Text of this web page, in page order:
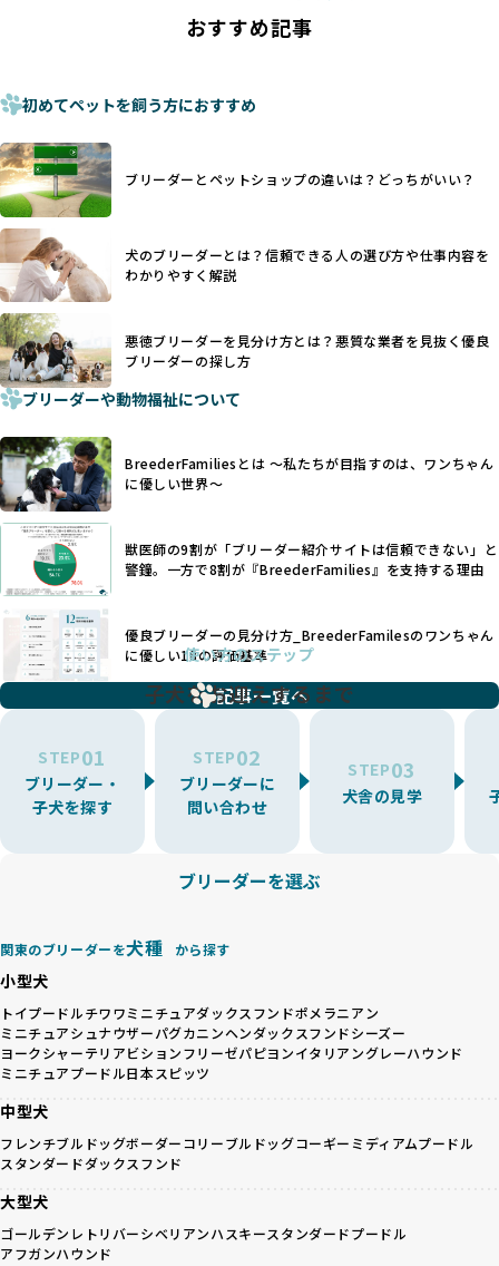
の法令レベルの基準はブリーディング環境の最低限を定める
ものに過ぎず、ワンちゃんの心身の福祉やブリーダーの責任
少なくなく、消費者にとって選択の判断が難しい現状があり
さらに、書類審査のみで掲載が許可されるサイトが多く、実
際の飼育環境やブリーダーの姿勢が見えにくい点も課題で
す。こうしたサイトでは、ブリーダーが記載する情報が主で
あり、実際の現場や日々のケアの状況がわからないため、営
利優先の「悪徳ブリーダー」が含まれるリスクが高まりま
す。
BreederFamiliesでは、ワンちゃんを大切にする「優良ブリ
ーダー」のみを紹介するために、法令を超えた独自の基準を
設け、ブリーダーの理念や飼育環境の厳格なチェックを行っ
ています。
一部の営利優先のブリーディングでは、母犬の出産負担を考
えずに大量繁殖が行われ、親犬が心身ともに疲弊するケース
が見られます。さらに、コストカットのために食事を減らし
たり、栄養のない食事を与える、適切な健康管理が行われな
いなど、ワンちゃんの健康と福祉が犠牲にされることも少な
くありません。
また、健康リスクが予測しづらいミックス犬の繁殖や、愛情
が行き届かない多頭飼育等も問題です。これらのブリーディ
ング手法は、ワンちゃんの福祉を無視し、利益のみを追求す
るブリーダーによるものが多く、消費者にとっても深刻な課
題となっています。
BreederFamiliesでは、こうしたワンちゃんに優しくないブ
リーディングをなくすため、すべてのワンちゃんを家族のよ
うに大切に飼育・繁殖を行っている「優良ブリーダー」のみ
BreederFamiliesでは、アニマルウェルフェアを最優先に考
えた6つの絶対基準と12の総合基準を設定しています。これに
ことを徹底しています。
BreederFamiliesでは、以下の6項目を必須条件とし、これら
基づいた責任あるブリーディングを確保しています。
さらに、健康管理、社会性の育成、遺伝子検査、食事や運動
の質など、ワンちゃんの心身に配慮した飼育環境が整ってい
るかを評価する12項目の総合基準を設けています。これによ
り、より高い基準をクリアしたブリーダーだけを厳選してい
ます。
良ブリーダーのみが登録されています。
BreederFamiliesでは、法令に準拠するだけでなく、ワンち
ゃんを家族のように愛するという理念を共有するブリーダー
心して選べる選択肢を提供しています。
「BreederFamilesのワンちゃんに優しい18の評価基準」は
こちら
これは痛みを伴う処置で、ワンちゃんの身体的な負担が大き
手段でもあるため、切断されることで他の犬や人間との意思
ヨーロッパ諸国ではこうした処置が禁止されている一方で、
日本ではいまだ行われる場合があります。
優良ブリーダーは動物福祉を優先し、ワンちゃんの自然な姿
を大切にするため断尾・断耳を行いません。
一方、営利優先ブリーダーでは「見た目が良く売れやすい」
ことを理由に断尾や断耳を行うことがあり、中には麻酔なし
で処置するケースも見受けられます。
「耳やしっぽを切らない」詳細はこちら
犬種ごとに異なる健康リスクや育て方のポイントを理解し、
適切に対応するためには、深い知識と豊富な経験が欠かせま
せん。現在、犬種は200種類以上あり、それぞれに特有の健康
たとえば、パグは呼吸器系のトラブルを抱えやすく、ラブラ
ドール・レトリバーには股関節形成不全への注意が必要で
す。このような犬種ごとの違いを熟知し、適切なケアを提供
できるかどうかは、ブリーダーの専門性に大きく関わりま
す。
優良ブリーダーは、少数の犬種（一般的に3種以内）に絞って
繁殖を行い、各犬種の特徴を熟知しています。これにより、
犬種ごとの健康管理や繁殖において質の高いケアを提供する
ことが可能です。
一方、営利優先ブリーダーは流行や需要に応じて扱う犬種を
増やす傾向があり、犬種ごとに異なる健康問題や適切な育成
環境を十分に考慮しない場合があります。こうしたブリーダ
たりストレスを抱えたりするリスクが高まります。
「少数の犬種に集中」の詳細はこちら
すが、無計画な交配には健康リスクが伴います。異なる犬種
の特徴を持つことで予測しにくい健康問題が発生する可能性
が高く、診断や治療も複雑化する場合があります。また、ミ
待する理想と現実が大きく異なることも少なくありません。
健康と性格を次世代に引き継ぐために、ミックス犬の繁殖を
避けます。無計画な交配がもたらすリスクを理解し、飼い主
への十分な説明とアフターフォローを確保できる範囲での繁
殖を徹底しているのです。
一方、営利優先ブリーダーは流行や需要に応じて安易にミッ
クス犬を繁殖し、健康管理や飼い主への配慮が不十分なこと
等体格の異なるリスクの高い交配を行うこともあります。
「ミックス犬を繁殖しない」の詳細はこちら
ペットショップやペットオークションは、流通過程でワンち
ゃんが長時間の輸送を強いられたり、狭いケージに閉じ込め
おすすめ記事
初めてペットを飼う方におすすめ
ブリーダーとペットショップの違いは？どっちがいい？
犬のブリーダーとは？信頼できる人の選び方や仕事内容を
わかりやすく解説
悪徳ブリーダーを見分け方とは？悪質な業者を見抜く優良
ブリーダーの探し方
ブリーダーや動物福祉について
BreederFamiliesとは 〜私たちが目指すのは、ワンちゃん
に優しい世界〜
獣医師の9割が「ブリーダー紹介サイトは信頼できない」と
警鐘。一方で8割が『BreederFamilies』を支持する理由
優良ブリーダーの見分け方_BreederFamilesのワンちゃん
に優しい18の評価基準
記事一覧へ
使い方のステップ
子犬をお迎えするまで
STEP01
ブリーダー・
子犬を探す
STEP02
ブリーダーに
問い合わせ
STEP03
犬舎の見学
ブリーダーを選ぶ
関東のブリーダーを犬種 から探す
小型犬
トイプードルチワワミニチュアダックスフンドポメラニアン
ミニチュアシュナウザーパグカニンヘンダックスフンドシーズー
ヨークシャーテリアビションフリーゼパピヨンイタリアングレーハウンド
ミニチュアプードル日本スピッツ
中型犬
フレンチブルドッグボーダーコリーブルドッグコーギー ミディアムプードル
スタンダードダックスフンド
大型犬
ゴールデンレトリバーシベリアンハスキースタンダードプードル
アフガンハウンド